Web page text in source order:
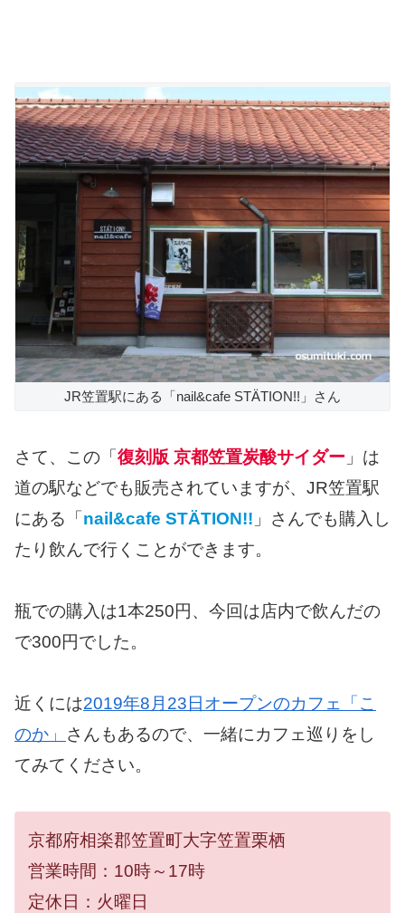
JR笠置駅にある「nail&cafe STÄTION!!」さん
さて、この「 復刻版 京都笠置炭酸サイダー 」は
道の駅などでも販売されていますが、JR笠置駅
にある「 nail&cafe STÄTION!! 」さんでも購入し
たり飲んで行くことができます。
瓶での購入は1本250円、今回は店内で飲んだの
で300円でした。
近くには2019年8月23日オープンのカフェ「こ
のか」 さんもあるので、一緒にカフェ巡りをし
てみてください。
京都府相楽郡笠置町大字笠置栗栖
営業時間：10時～17時
定休日：火曜日